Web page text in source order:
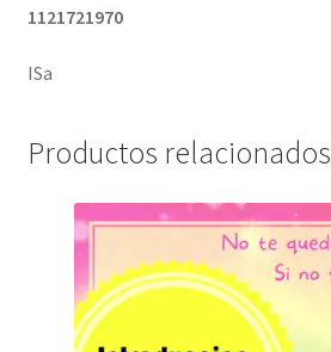
1121721970
ISa
Productos relacionados